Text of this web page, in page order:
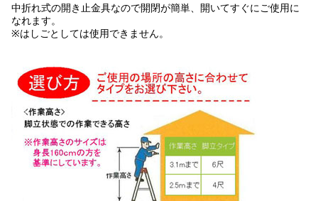
中折れ式の開き止金具なので開閉が簡単、開いてすぐにご使用に
なれます。
※はしごとしては使用できません。